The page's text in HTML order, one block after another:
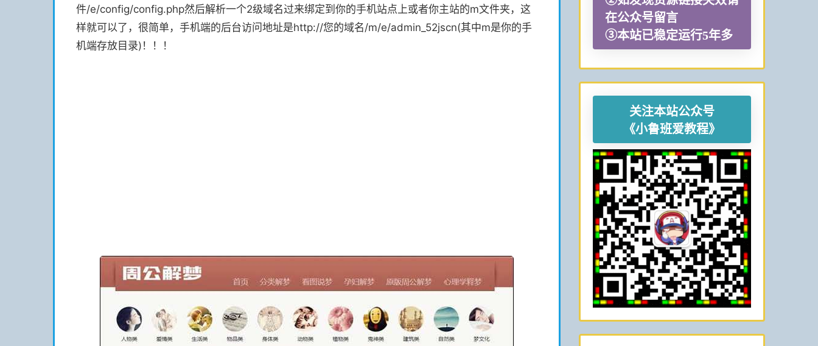
件/e/config/config.php然后解析一个2级域名过来绑定到你的手机站点上或者你主站的m文件夹，这
样就可以了，很简单，手机端的后台访问地址是http://您的域名/m/e/admin_52jscn(其中m是你的手
机端存放目录)！！！
在公众号留言
③本站已稳定运行5年多
关注本站公众号
《小鲁班爱教程》